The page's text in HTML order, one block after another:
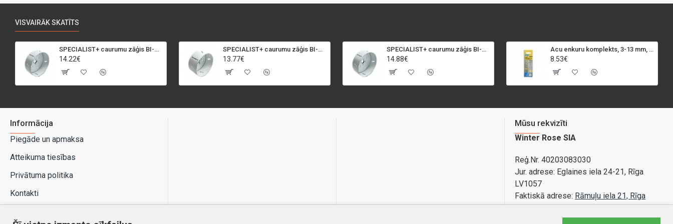
VISVAIRĀK SKATĪTS
SPECIALIST+ caurumu zāģis BI-METAL, 95 mm
14.22€
SPECIALIST+ caurumu zāģis BI-METAL, 92 mm
13.77€
SPECIALIST+ caurumu zāģis BI-METAL, 98 mm
14.88€
Acu enkuru komplekts, 3-13 mm, Rapid, 12 gab.
8.53€
Informācija
Piegāde un apmaksa
Atteikuma tiesības
Privātuma politika
Kontakti
Mūsu rekvizīti
Winter Rose SIA
Reģ.Nr. 40203083030
Jur. adrese: Eglaines iela 24-21, Rīga
LV1057
Faktiskā adrese: Rāmuļu iela 21, Rīga
Bankas konts: LV89PARX0020365840001